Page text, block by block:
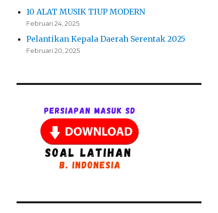
10 ALAT MUSIK TIUP MODERN
Februari 24, 2025
Pelantikan Kepala Daerah Serentak 2025
Februari 20, 2025